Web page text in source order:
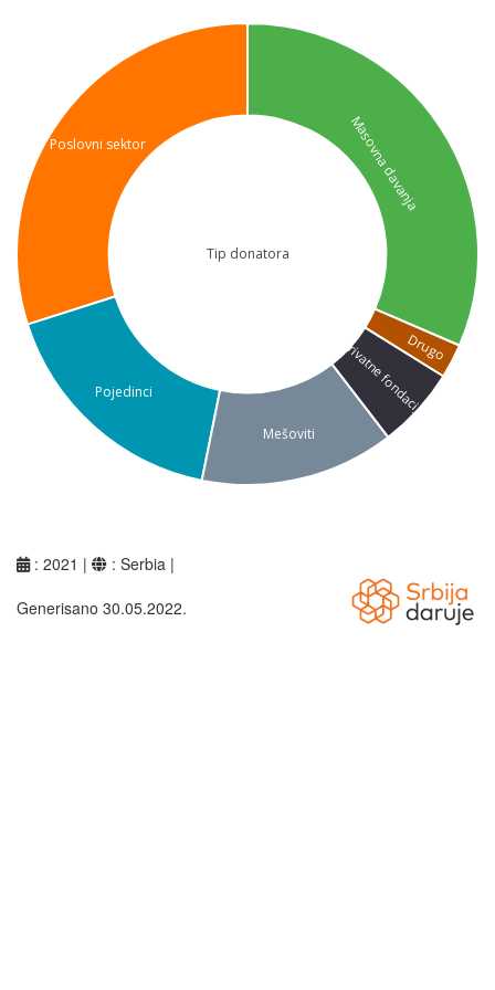
Masovna davanja
Poslovni sektor
Pojedinci
Mešoviti
Privatne fondacije
Drugo
Tip donatora
: 2021 |
: Serbia |
Generisano 30.05.2022.